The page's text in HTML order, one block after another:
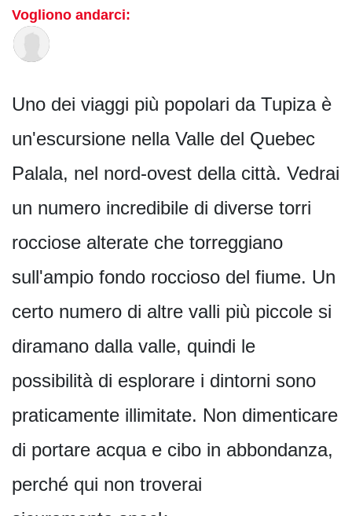
Vogliono andarci:
Uno dei viaggi più popolari da Tupiza è
un'escursione nella Valle del Quebec
Palala, nel nord-ovest della città. Vedrai
un numero incredibile di diverse torri
rocciose alterate che torreggiano
sull'ampio fondo roccioso del fiume. Un
certo numero di altre valli più piccole si
diramano dalla valle, quindi le
possibilità di esplorare i dintorni sono
praticamente illimitate. Non dimenticare
di portare acqua e cibo in abbondanza,
perché qui non troverai